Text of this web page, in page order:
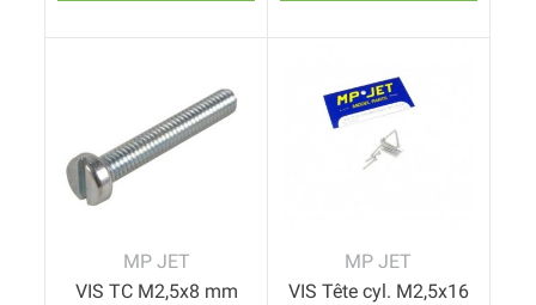
MP JET
VIS TC M2,5x8 mm
MP JET
VIS Tête cyl. M2,5x16